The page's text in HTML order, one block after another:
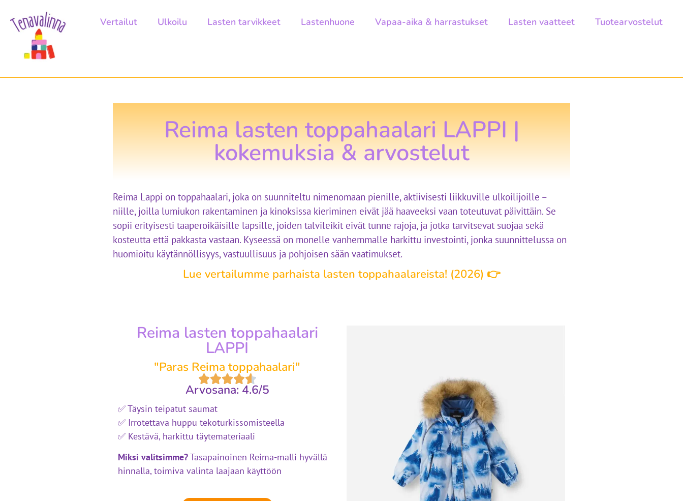
Vertailut Ulkoilu Lasten tarvikkeet Lastenhuone Vapaa-aika & harrastukset Lasten vaatteet Tuotearvostelut
Reima lasten toppahaalari LAPPI |
kokemuksia & arvostelut
Reima Lappi on toppahaalari, joka on suunniteltu nimenomaan pienille, aktiivisesti liikkuville ulkoilijoille –
niille, joilla lumiukon rakentaminen ja kinoksissa kieriminen eivät jää haaveeksi vaan toteutuvat päivittäin. Se
sopii erityisesti taaperoikäisille lapsille, joiden talvileikit eivät tunne rajoja, ja jotka tarvitsevat suojaa sekä
kosteutta että pakkasta vastaan. Kyseessä on monelle vanhemmalle harkittu investointi, jonka suunnittelussa on
huomioitu käytännöllisyys, vastuullisuus ja pohjoisen sään vaatimukset.
Lue vertailumme parhaista lasten toppahaalareista! (2026) 👉
Reima lasten toppahaalari
LAPPI
"Paras Reima toppahaalari"
Arvosana: 4.6/5
✅ Täysin teipatut saumat
✅ Irrotettava huppu tekoturkissomisteella
✅ Kestävä, harkittu täytemateriaali
Miksi valitsimme?Tasapainoinen Reima-malli hyvällä
hinnalla, toimiva valinta laajaan käyttöön